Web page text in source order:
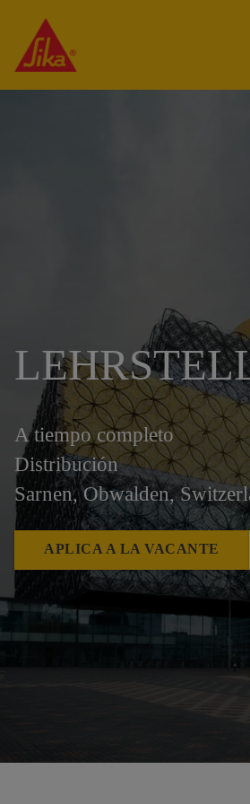
A tiempo completo
Distribución
Sarnen, Obwalden,
APLICA A LA VACANTE